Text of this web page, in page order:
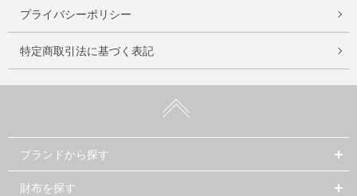
プライバシーポリシー
特定商取引法に基づく表記
ブランドから探す
財布を探す